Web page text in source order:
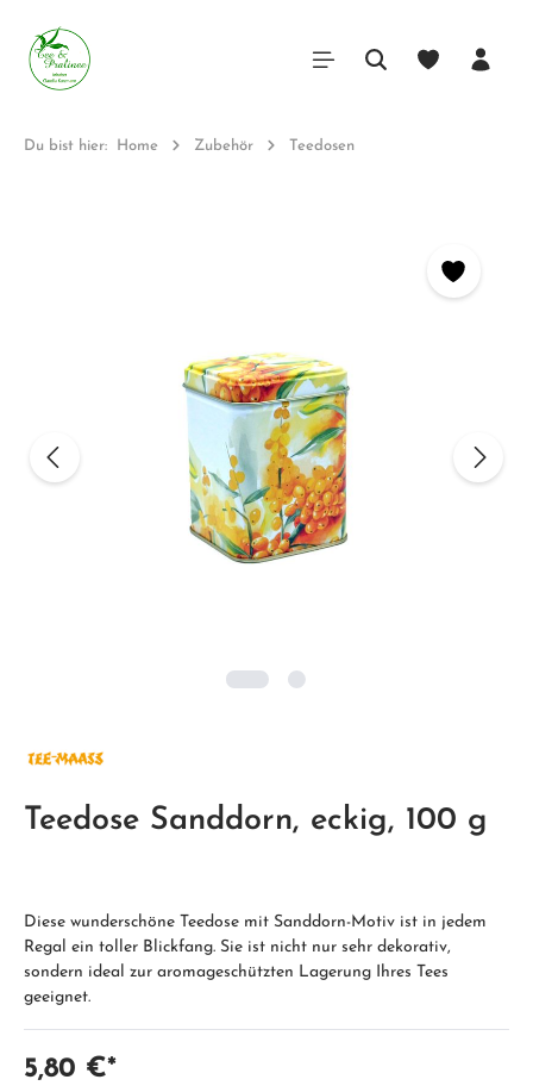
Du bist hier: Home Zubehör Teedosen
Teedose Sanddorn, eckig, 100 g
Diese wunderschöne Teedose mit Sanddorn-Motiv ist in jedem
Regal ein toller Blickfang. Sie ist nicht nur sehr dekorativ,
sondern ideal zur aromageschützten Lagerung Ihres Tees
geeignet.
5,80 €*